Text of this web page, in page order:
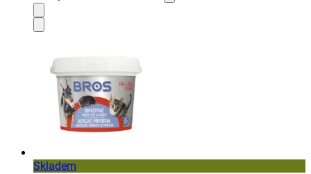
Skladem